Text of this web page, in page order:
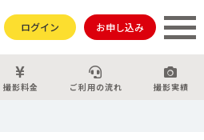
ログイン お申し込み
撮影料金 ご利用の流れ 撮影実績